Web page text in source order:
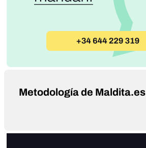
Metodología de Maldita.es